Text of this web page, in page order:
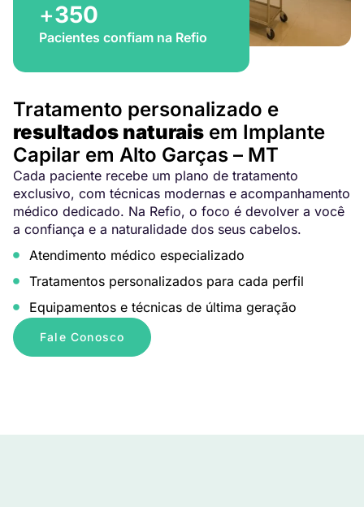
+350
Pacientes confiam na Refio
Tratamento personalizado e
resultados naturais em Implante
Capilar em Alto Garças – MT
Cada paciente recebe um plano de tratamento
exclusivo, com técnicas modernas e acompanhamento
médico dedicado. Na Refio, o foco é devolver a você
a confiança e a naturalidade dos seus cabelos.
Atendimento médico especializado
Tratamentos personalizados para cada perfil
Equipamentos e técnicas de última geração
Fale Conosco